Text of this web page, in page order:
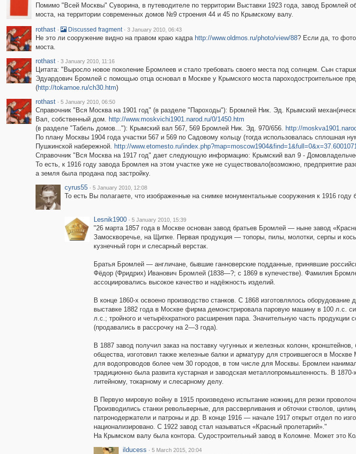
Помимо "Всей Москвы" Суворина, в путеводителе по территории Выставки 1923 года, завод Бромлей
моста, на территории современных домов №9 строения 44 и 45 по Крымскому валу.
rothast · Discussed fragment · 3 January 2010, 06:43
Не это ли сооружение видно на правом краю кадра http://www.oldmos.ru/photo/view/88? Если да, то
моста.
rothast · 3 January 2010, 11:16
Цитата: "Выросло новое поколение Бромлеев и стало требовать своего места под солнцем. Сын
Эдуардович Бромлей с помощью отца основал в Москве у Крымского моста пароходостроительное
(http://tokarnoe.ru/ch30.htm)
rothast · 5 January 2010, 06:50
Справочник "Вся Москва на 1901 год" (в разделе "Пароходы"): Бромлей Ник. Эд. Крымский
Вал, собственный дом. http://www.moskvichi1901.narod.ru/0/1450.htm
(в разделе "Табель домов..."): Крымский вал 567, 569 Бромлей Ник. Эд. 970/656. http://
По плану Москвы 1904 года участки 567 и 569 по Садовому кольцу (тогда использовалась сплошная
Пушкинской набережной. http://www.etomesto.ru/
Справочник "Вся Москва на 1917 год" дает следующую информацию: Крымский вал 9 -
То есть, к 1916 году завода Бромлея на этом участке уже не существовало(возможно, предприятие
а земля была продана под застройку.
cyrus55 · 5 January 2010, 12:08
То есть Вы полагаете, что изображенные на снимке монументальные сооружения к 1916
Lesnik1900 · 5 January 2010, 15:39
"26 марта 1857 года в Москве основан завод братьев Бромлей — ныне завод
Замоскворечье, на Щипке. Первая продукция — топоры, пилы, молотки, серпы и
кузнечный горн и слесарный верстак.
Братья Бромлей — англичане, бывшие ганноверские подданные, принявшие
Фёдор (Фридрих) Иванович Бромлей (1838—?; с 1869 в купечестве). Фамилия
ассоциировались высокое качество и надёжность изделий.
В конце 1860-х освоено производство станков. С 1868 изготовлялось
выставке 1882 года в Москве фирма демонстрировала паровую машину в 100
л.с.; тройного и четырёхкратного расширения пара. Значительную часть
(продавались в рассрочку на 2—3 года).
В 1887 завод получил заказ на поставку чугунных и железных колонн,
общества, изготовил также железные балки и арматуру для строившегося в
для водопроводов более чем 30 городов, в том числе для Москвы. Бромлеи
традиционно была развита кустарная и заводская металлопромышленность. В
литейному, токарному и слесарному делу.
В Первую мировую войну в 1915 произведено испытание ножниц для резки
Производились станки револьверные, для рассверливания и обточки стволов,
патронодержатели и патроны и др. В конце 1916 — начале 1917 открыт отдел по
национализировано. С 1922 завод стал называться «Красный пролетарий»."
На Крымском валу была контора. Судостроительный завод в Коломне. Может это
ilducess · 5 March 2015, 20:04